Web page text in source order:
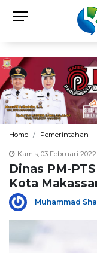
Home Pemerintahan
Kamis, 03 Februari 2022
Dinas PM-
Kota
Muhammad